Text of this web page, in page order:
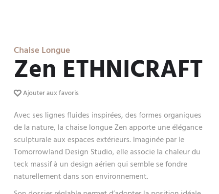
Chaise Longue
Zen ETHNICRAFT
Ajouter aux favoris
Avec ses lignes fluides inspirées, des formes organiques
de la nature, la chaise longue Zen apporte une élégance
sculpturale aux espaces extérieurs. Imaginée par le
Tomorrowland Design Studio, elle associe la chaleur du
teck massif à un design aérien qui semble se fondre
naturellement dans son environnement.